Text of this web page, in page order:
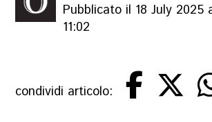
Pubblicato il 18 July 2025
11:02
condividi articolo: